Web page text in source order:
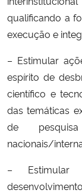
qualificando a
execução e
– Estimular
espírito de
científico e
das temáticas
de
nacionais/
–